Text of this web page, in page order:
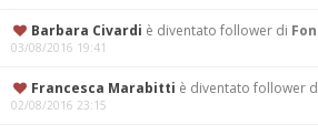
Barbara Civardi è diventato follower di
03/08/2016 19:41
Francesca Marabitti è diventato follower
02/08/2016 23:15